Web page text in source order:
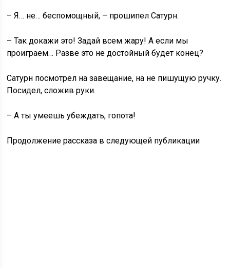
– Я… не… беспомощный, – прошипел Сатурн.
– Так докажи это! Задай всем жару! А если мы
проиграем… Разве это не достойный будет конец?
Сатурн посмотрел на завещание, на не пишущую ручку.
Посидел, сложив руки.
– А ты умеешь убеждать, гопота!
Продолжение рассказа в следующей публикации